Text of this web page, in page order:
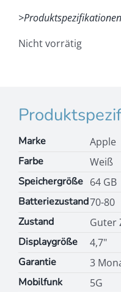
Nicht vorrätig
Marke
Apple
Farbe
Weiß
Speichergröße 64 GB
Batteriezustand70-80
Zustand
Guter
Displaygröße
4,7"
Garantie
3
Mobilfunk
5G